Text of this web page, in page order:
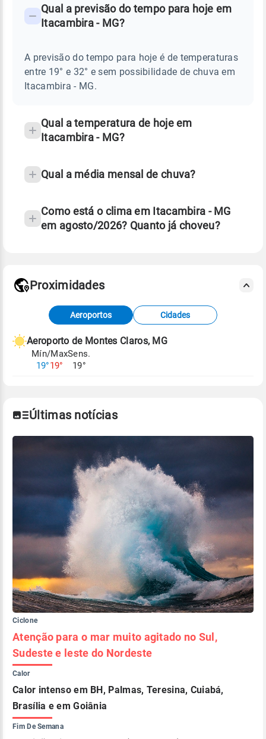
TEMPO
ITACAMBIRA
Perguntas
sobre
chuva
Qual a previsão do tempo para hoje em
Itacambira - MG?
A previsão do tempo para hoje é de temperaturas
entre 19° e 32° e sem possibilidade de chuva em
Itacambira - MG.
Qual a temperatura de hoje em
Itacambira - MG?
Qual a média mensal de chuva?
Como está o clima em Itacambira - MG
em agosto/2026? Quanto já choveu?
Fonte: dados combinados de estações
meteorológicas e satélite do Centro de Previsão
de Tempo e Estudos Climáticos (CPTEC).
Para obter mais informações sobre os dados
Proximidades
Aeroportos Cidades
Aeroporto de Montes Claros, MG
Mín/Max
19°19°
Sens.
19°
Últimas notícias
Ciclone
Atenção para o mar muito agitado no Sul,
Sudeste e leste do Nordeste
Calor
Calor intenso em BH, Palmas, Teresina, Cuiabá,
Brasília e em Goiânia
Fim De Semana